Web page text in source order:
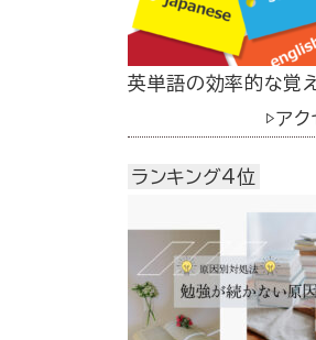
英単語の効率的な覚
▷ア
ランキング4位